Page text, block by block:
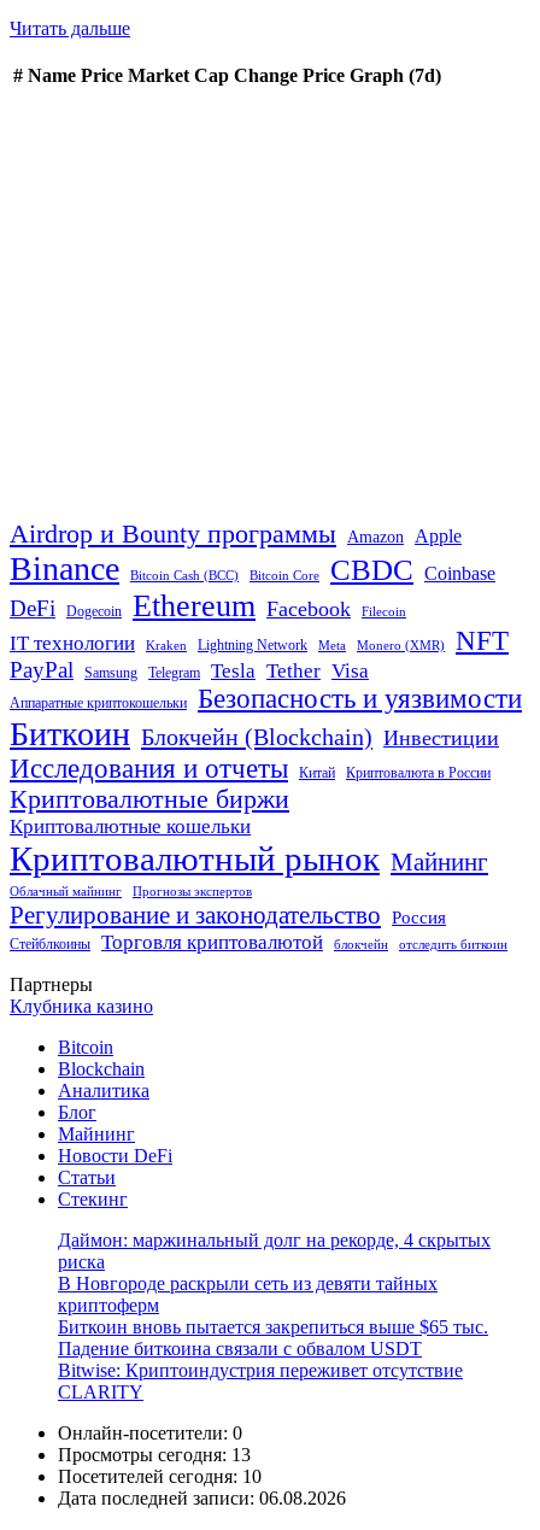
Читать дальше
# Name Price Market Cap Change Price Graph (7d)
Airdrop и Bounty программы Amazon Apple
Binance Bitcoin Cash (BCC) Bitcoin Core CBDC Coinbase
DeFi Dogecoin Ethereum Facebook Filecoin
IT технологии Kraken Lightning Network Meta Monero (XMR) NFT
PayPal Samsung Telegram Tesla Tether Visa
Аппаратные криптокошельки Безопасность и уязвимости
Биткоин Блокчейн (Blockchain) Инвестиции
Исследования и отчеты Китай Криптовалюта в России
Криптовалютные биржи
Криптовалютные кошельки
Криптовалютный рынок Майнинг
Облачный майнинг Прогнозы экспертов
Регулирование и законодательство Россия
Стейблкоины Торговля криптовалютой блокчейн отследить биткоин
Партнеры
Клубника казино
Bitcoin
Blockchain
Аналитика
Блог
Майнинг
Новости DeFi
Статьи
Стекинг
Даймон: маржинальный долг на рекорде, 4 скрытых
риска
В Новгороде раскрыли сеть из девяти тайных
криптоферм
Биткоин вновь пытается закрепиться выше $65 тыс.
Падение биткоина связали с обвалом USDT
Bitwise: Криптоиндустрия переживет отсутствие
CLARITY
Онлайн-посетители: 0
Просмотры сегодня: 13
Посетителей сегодня: 10
Дата последней записи: 06.08.2026